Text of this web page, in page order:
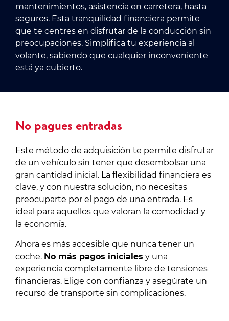
mantenimientos, asistencia en carretera, hasta
seguros. Esta tranquilidad financiera permite
que te centres en disfrutar de la conducción sin
preocupaciones. Simplifica tu experiencia al
volante, sabiendo que cualquier inconveniente
está ya cubierto.
No pagues entradas
Este método de adquisición te permite disfrutar
de un vehículo sin tener que desembolsar una
gran cantidad inicial. La flexibilidad financiera es
clave, y con nuestra solución, no necesitas
preocuparte por el pago de una entrada. Es
ideal para aquellos que valoran la comodidad y
la economía.
Ahora es más accesible que nunca tener un
coche. No más pagos iniciales y una
experiencia completamente libre de tensiones
financieras. Elige con confianza y asegúrate un
recurso de transporte sin complicaciones.